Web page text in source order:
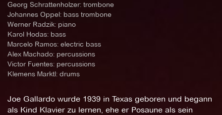
Georg Schrattenholzer: trombone
Johannes Oppel: bass trombone
Werner Radzik: piano
Karol Hodas: bass
Marcelo Ramos: electric bass
Alex Machado: percussions
Victor Fuentes: percussions
Klemens Marktl: drums
Joe Gallardo wurde 1939 in Texas geboren und begann
als Kind Klavier zu lernen, ehe er Posaune als sein